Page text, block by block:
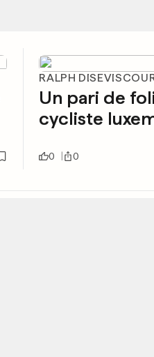
RALPH
Un pari de
cycliste
0 0